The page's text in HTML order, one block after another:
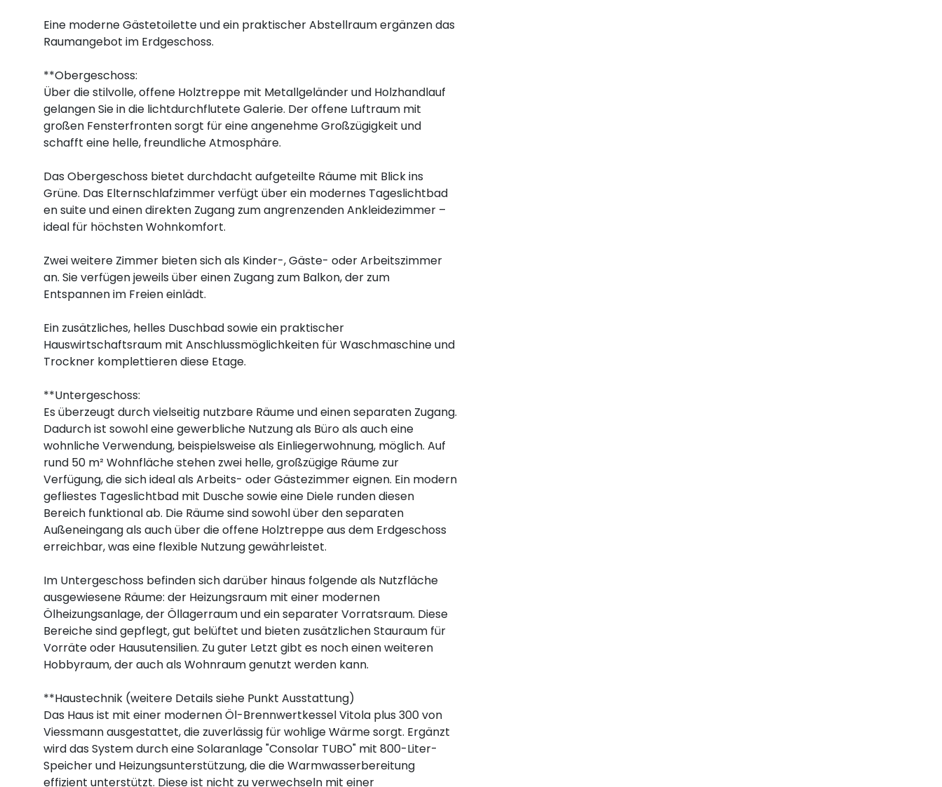
Eine moderne Gästetoilette und ein praktischer Abstellraum ergänzen das
Raumangebot im Erdgeschoss.
**Obergeschoss:
Über die stilvolle, offene Holztreppe mit Metallgeländer und Holzhandlauf
gelangen Sie in die lichtdurchflutete Galerie. Der offene Luftraum mit
großen Fensterfronten sorgt für eine angenehme Großzügigkeit und
schafft eine helle, freundliche Atmosphäre.
Das Obergeschoss bietet durchdacht aufgeteilte Räume mit Blick ins
Grüne. Das Elternschlafzimmer verfügt über ein modernes Tageslichtbad
en suite und einen direkten Zugang zum angrenzenden Ankleidezimmer –
ideal für höchsten Wohnkomfort.
Zwei weitere Zimmer bieten sich als Kinder-, Gäste- oder Arbeitszimmer
an. Sie verfügen jeweils über einen Zugang zum Balkon, der zum
Entspannen im Freien einlädt.
Ein zusätzliches, helles Duschbad sowie ein praktischer
Hauswirtschaftsraum mit Anschlussmöglichkeiten für Waschmaschine und
Trockner komplettieren diese Etage.
**Untergeschoss:
Es überzeugt durch vielseitig nutzbare Räume und einen separaten Zugang.
Dadurch ist sowohl eine gewerbliche Nutzung als Büro als auch eine
wohnliche Verwendung, beispielsweise als Einliegerwohnung, möglich. Auf
rund 50 m² Wohnfläche stehen zwei helle, großzügige Räume zur
Verfügung, die sich ideal als Arbeits- oder Gästezimmer eignen. Ein modern
gefliestes Tageslichtbad mit Dusche sowie eine Diele runden diesen
Bereich funktional ab. Die Räume sind sowohl über den separaten
Außeneingang als auch über die offene Holztreppe aus dem Erdgeschoss
erreichbar, was eine flexible Nutzung gewährleistet.
Im Untergeschoss befinden sich darüber hinaus folgende als Nutzfläche
ausgewiesene Räume: der Heizungsraum mit einer modernen
Ölheizungsanlage, der Öllagerraum und ein separater Vorratsraum. Diese
Bereiche sind gepflegt, gut belüftet und bieten zusätzlichen Stauraum für
Vorräte oder Hausutensilien. Zu guter Letzt gibt es noch einen weiteren
Hobbyraum, der auch als Wohnraum genutzt werden kann.
**Haustechnik (weitere Details siehe Punkt Ausstattung)
Das Haus ist mit einer modernen Öl-Brennwertkessel Vitola plus 300 von
Viessmann ausgestattet, die zuverlässig für wohlige Wärme sorgt. Ergänzt
wird das System durch eine Solaranlage "Consolar TUBO" mit 800-Liter-
Speicher und Heizungsunterstützung, die die Warmwasserbereitung
effizient unterstützt. Diese ist nicht zu verwechseln mit einer